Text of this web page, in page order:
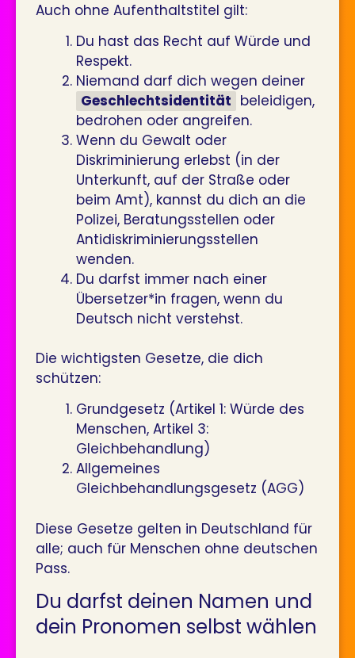
Auch ohne Aufenthaltstitel gilt:
Du hast das Recht auf Würde und
Respekt.
Niemand darf dich wegen deiner
Geschlechtsidentität beleidigen,
bedrohen oder angreifen.
Wenn du Gewalt oder
Diskriminierung erlebst (in der
Unterkunft, auf der Straße oder
beim Amt), kannst du dich an die
Polizei, Beratungsstellen oder
Antidiskriminierungsstellen
wenden.
Du darfst immer nach einer
Übersetzer*in fragen, wenn du
Deutsch nicht verstehst.
Die wichtigsten Gesetze, die dich
schützen:
Grundgesetz (Artikel 1: Würde des
Menschen, Artikel 3:
Gleichbehandlung)
Allgemeines
Gleichbehandlungsgesetz (AGG)
Diese Gesetze gelten in Deutschland für
alle; auch für Menschen ohne deutschen
Pass.
Du darfst deinen Namen und
dein Pronomen selbst wählen